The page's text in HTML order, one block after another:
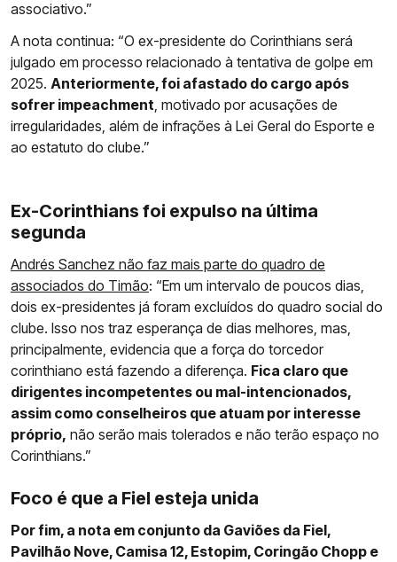
associativo.”
A nota continua: “O ex-presidente do Corinthians será
julgado em processo relacionado à tentativa de golpe em
2025. Anteriormente, foi afastado do cargo após
sofrer impeachment , motivado por acusações de
irregularidades, além de infrações à Lei Geral do Esporte e
ao estatuto do clube.”
Ex-Corinthians foi expulso na última
segunda
Andrés Sanchez não faz mais parte do quadro de
associados do Timão: “Em um intervalo de poucos dias,
dois ex-presidentes já foram excluídos do quadro social do
clube. Isso nos traz esperança de dias melhores, mas,
principalmente, evidencia que a força do torcedor
corinthiano está fazendo a diferença. Fica claro que
dirigentes incompetentes ou mal-intencionados,
assim como conselheiros que atuam por interesse
próprio, não serão mais tolerados e não terão espaço no
Corinthians.”
Foco é que a Fiel esteja unida
Por fim, a nota em conjunto da Gaviões da Fiel,
Pavilhão Nove, Camisa 12, Estopim, Coringão Chopp e